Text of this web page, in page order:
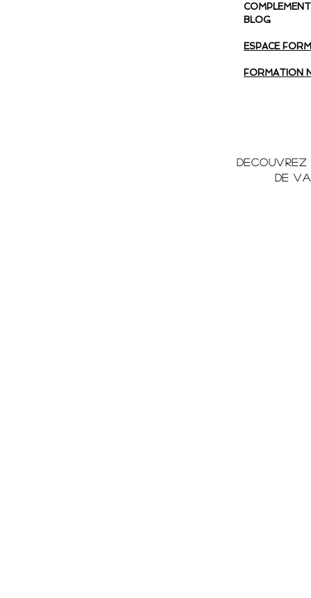
COMPLEMENT
BLOG
ESPACE
FORMATION
DE